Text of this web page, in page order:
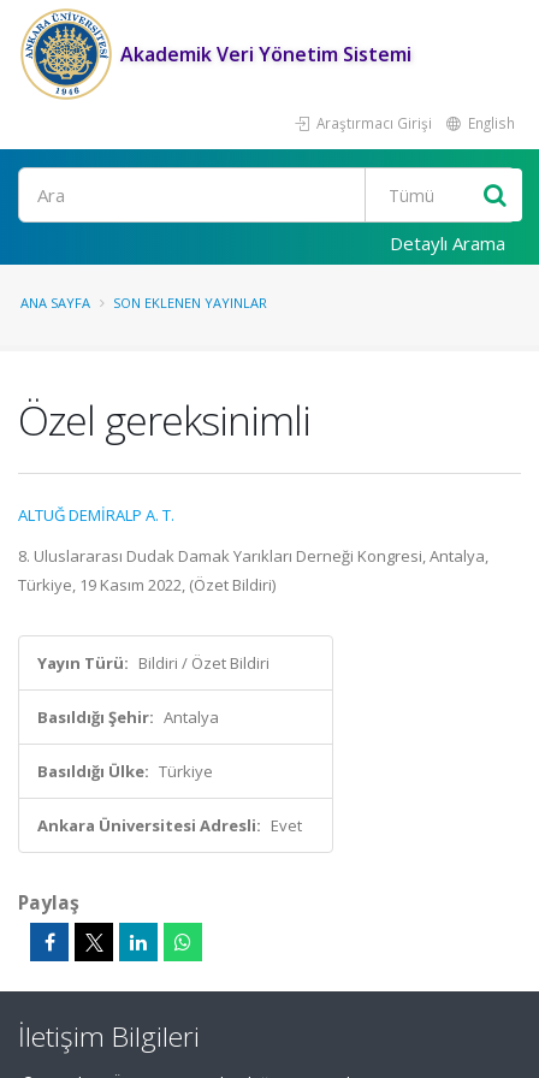
Akademik Veri Yönetim Sistemi
Araştırmacı Girişi English
Ara
Detaylı Arama
ANA SAYFA SON EKLENEN YAYINLAR
Özel gereksinimli
ALTUĞ DEMİRALP A. T.
8. Uluslararası Dudak Damak Yarıkları Derneği Kongresi, Antalya,
Türkiye, 19 Kasım 2022, (Özet Bildiri)
Yayın Türü: Bildiri / Özet Bildiri
Basıldığı Şehir: Antalya
Basıldığı Ülke: Türkiye
Ankara Üniversitesi Adresli: Evet
Paylaş
İletişim Bilgileri